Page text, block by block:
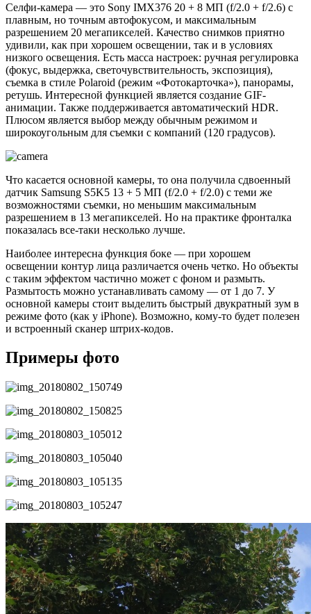
Селфи-камера — это Sony IMX376 20 + 8 МП (f/2.0 + f/2.6) с
плавным, но точным автофокусом, и максимальным
разрешением 20 мегапикселей. Качество снимков приятно
удивили, как при хорошем освещении, так и в условиях
низкого освещения. Есть масса настроек: ручная регулировка
(фокус, выдержка, светочувствительность, экспозиция),
съемка в стиле Polaroid (режим «Фотокарточка»), панорамы,
ретушь. Интересной функцией является создание GIF-
анимации. Также поддерживается автоматический HDR.
Плюсом является выбор между обычным режимом и
широкоугольным для съемки с компаний (120 градусов).
Что касается основной камеры, то она получила сдвоенный
датчик Samsung S5K5 13 + 5 МП (f/2.0 + f/2.0) с теми же
возможностями съемки, но меньшим максимальным
разрешением в 13 мегапикселей. Но на практике фронталка
показалась все-таки несколько лучше.
Наиболее интересна функция боке — при хорошем
освещении контур лица различается очень четко. Но объекты
с таким эффектом частично может с фоном и размыть.
Размытость можно устанавливать самому — от 1 до 7. У
основной камеры стоит выделить быстрый двукратный зум в
режиме фото (как у iPhone). Возможно, кому-то будет полезен
и встроенный сканер штрих-кодов.
Примеры фото